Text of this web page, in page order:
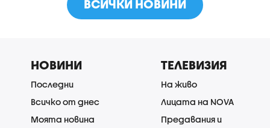
ВСИЧКИ НОВИНИ
НОВИНИ
Последни
Всичко от днес
Моята новина
ТЕЛЕВИЗИЯ
На живо
Лицата на NOVA
Предавания и